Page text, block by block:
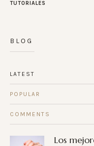
TUTORIALES
BLOG
LATEST
POPULAR
COMMENTS
Los